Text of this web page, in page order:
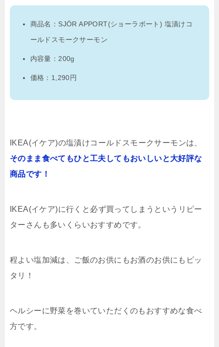
商品名：SJÖR APPORT(ショーラポート) 塩漬けコ
ールドスモークサーモン
内容量：200g
価格：1,290円
IKEA(イケア)の塩漬けコールドスモークサーモンは、
そのまま食べてもひと工夫してもおいしいと大好評な
商品です！
IKEA(イケア)に行くと必ず買ってしまうというリピー
ターさんも多いくらいおすすめです。
程よい塩加減は、ご飯のお供にもお酒のお供にもピッ
タリ！
ヘルシーに野菜を巻いていただくのもおすすめな食べ
方です。